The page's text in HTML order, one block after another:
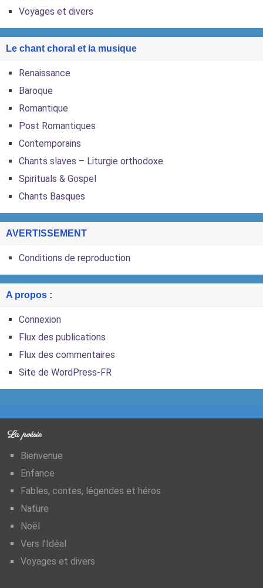
Voyages et divers
Le chant choral et la musique
Renaissance
Baroque
Romantique
Post Romantiques
Contemporains
Chants slaves – Liturgie orthodoxe
Spirituals & Gospel
Chants Basques
AVERTISSEMENT
Conditions de reproduction
A propos :
Connexion
Flux des publications
Flux des commentaires
Site de WordPress-FR
La poésie
Bienvenue
Enfance
Fables, contes, légendes et héros
Nature
Noël
Vers l’Idéal
Voyages et divers